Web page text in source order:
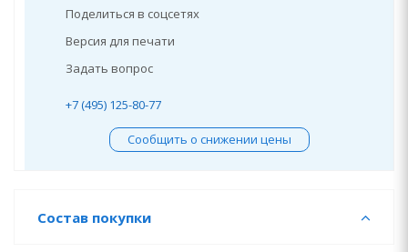
Поделиться в соцсетях
Версия для печати
Задать вопрос
+7 (495) 125-80-77
Сообщить о снижении цены
Состав покупки